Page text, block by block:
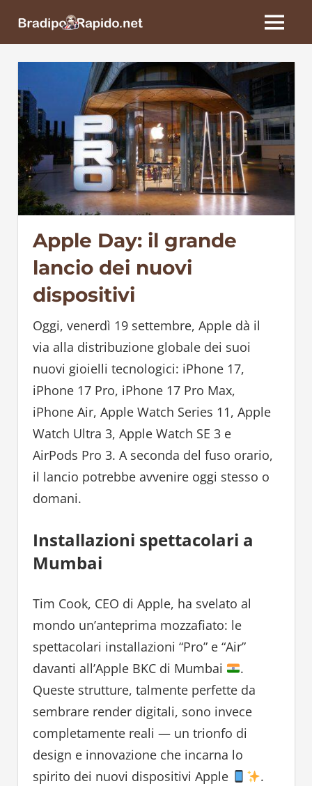
BradipoRapido.net
MENU
Apple Day: il grande
lancio dei nuovi
dispositivi
Oggi, venerdì 19 settembre, Apple dà il
via alla distribuzione globale dei suoi
nuovi gioielli tecnologici: iPhone 17,
iPhone 17 Pro, iPhone 17 Pro Max,
iPhone Air, Apple Watch Series 11, Apple
Watch Ultra 3, Apple Watch SE 3 e
AirPods Pro 3. A seconda del fuso orario,
il lancio potrebbe avvenire oggi stesso o
domani.
Installazioni spettacolari a
Mumbai
Tim Cook, CEO di Apple, ha svelato al
mondo un’anteprima mozzafiato: le
spettacolari installazioni “Pro” e “Air”
davanti all’Apple BKC di Mumbai
.
Queste strutture, talmente perfette da
sembrare render digitali, sono invece
completamente reali — un trionfo di
design e innovazione che incarna lo
spirito dei nuovi dispositivi Apple
.